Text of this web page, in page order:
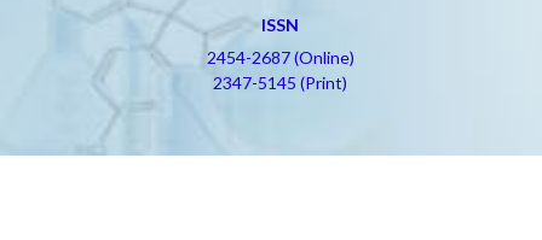
ISSN
2454-2687 (Online)
2347-5145 (Print)